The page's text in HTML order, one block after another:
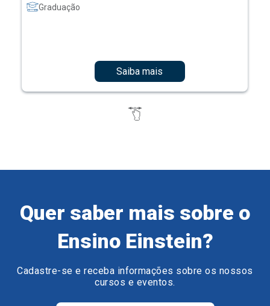
Graduação
Saiba mais
Quer saber mais sobre o
Ensino Einstein?
Cadastre-se e receba informações sobre os nossos
cursos e eventos.